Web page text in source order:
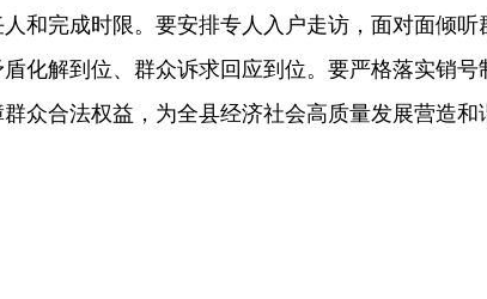
和完成时限。要安排专人入户走访，面对面倾
化解到位、群众诉求回应到位。要严格落实销号
众合法权益，为全县经济社会高质量发展营造和